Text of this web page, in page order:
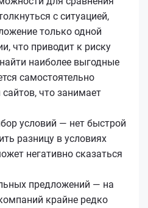
с ситуацией,
только одной
что приводит к риску
наиболее выгодные
самостоятельно
что занимает
условий — нет быстрой
разницу в условиях
негативно сказаться
предложений — на
крайне редко